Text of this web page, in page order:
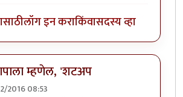
लॉग इन कराकिंवासदस्य व्हा
म्हणेल, 'शटअप
2016 08:53